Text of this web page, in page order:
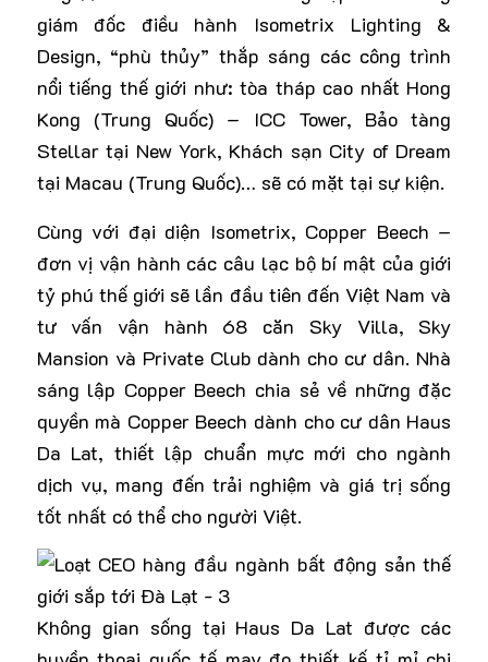
giám đốc điều hành Isometrix Lighting &
Design, “phù thủy” thắp sáng các công trình
nổi tiếng thế giới như: tòa tháp cao nhất Hong
Kong (Trung Quốc) – ICC Tower, Bảo tàng
Stellar tại New York, Khách sạn City of Dream
tại Macau (Trung Quốc)… sẽ có mặt tại sự kiện.
Cùng với đại diện Isometrix, Copper Beech –
đơn vị vận hành các câu lạc bộ bí mật của giới
tỷ phú thế giới sẽ lần đầu tiên đến Việt Nam và
tư vấn vận hành 68 căn Sky Villa, Sky
Mansion và Private Club dành cho cư dân. Nhà
sáng lập Copper Beech chia sẻ về những đặc
quyền mà Copper Beech dành cho cư dân Haus
Da Lat, thiết lập chuẩn mực mới cho ngành
dịch vụ, mang đến trải nghiệm và giá trị sống
tốt nhất có thể cho người Việt.
Không gian sống tại Haus Da Lat được các